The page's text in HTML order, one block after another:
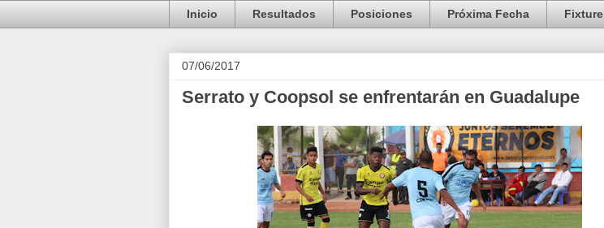
Inicio Resultados Posiciones Próxima Fecha Fixture
07/06/2017
Serrato y Coopsol se enfrentarán en Guadalupe